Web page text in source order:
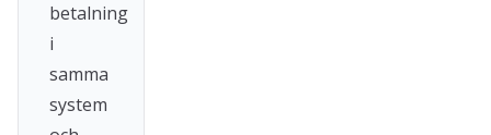
betalning
i
samma
system